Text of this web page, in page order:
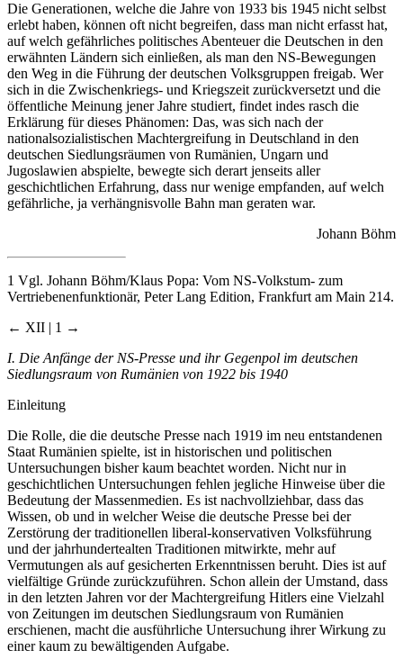
Die Generationen, welche die Jahre von 1933 bis 1945 nicht selbst
erlebt haben, können oft nicht begreifen, dass man nicht erfasst hat,
auf welch gefährliches politisches Abenteuer die Deutschen in den
erwähnten Ländern sich einließen, als man den NS-Bewegungen
den Weg in die Führung der deutschen Volksgruppen freigab. Wer
sich in die Zwischenkriegs- und Kriegszeit zurückversetzt und die
öffentliche Meinung jener Jahre studiert, findet indes rasch die
Erklärung für dieses Phänomen: Das, was sich nach der
nationalsozialistischen Machtergreifung in Deutschland in den
deutschen Siedlungsräumen von Rumänien, Ungarn und
Jugoslawien abspielte, bewegte sich derart jenseits aller
geschichtlichen Erfahrung, dass nur wenige empfanden, auf welch
gefährliche, ja verhängnisvolle Bahn man geraten war.
Johann Böhm
1 Vgl. Johann Böhm/Klaus Popa: Vom NS-Volkstum- zum
Vertriebenenfunktionär, Peter Lang Edition, Frankfurt am Main 214.
← XII | 1 →
I. Die Anfänge der NS-Presse und ihr Gegenpol im deutschen
Siedlungsraum von Rumänien von 1922 bis 1940
Einleitung
Die Rolle, die die deutsche Presse nach 1919 im neu entstandenen
Staat Rumänien spielte, ist in historischen und politischen
Untersuchungen bisher kaum beachtet worden. Nicht nur in
geschichtlichen Untersuchungen fehlen jegliche Hinweise über die
Bedeutung der Massenmedien. Es ist nachvollziehbar, dass das
Wissen, ob und in welcher Weise die deutsche Presse bei der
Zerstörung der traditionellen liberal-konservativen Volksführung
und der jahrhundertealten Traditionen mitwirkte, mehr auf
Vermutungen als auf gesicherten Erkenntnissen beruht. Dies ist auf
vielfältige Gründe zurückzuführen. Schon allein der Umstand, dass
in den letzten Jahren vor der Machtergreifung Hitlers eine Vielzahl
von Zeitungen im deutschen Siedlungsraum von Rumänien
erschienen, macht die ausführliche Untersuchung ihrer Wirkung zu
einer kaum zu bewältigenden Aufgabe.